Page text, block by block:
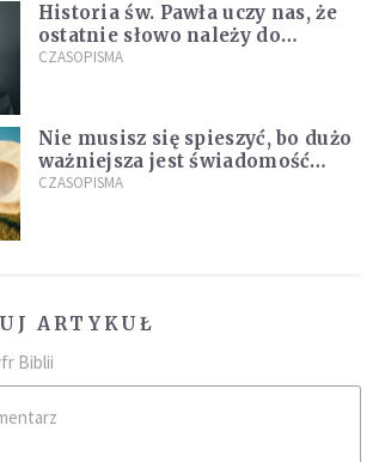
Historia św. Pawła uczy nas, że
ostatnie słowo należy do
światła, a nie do ciemności
CZASOPISMA
Nie musisz się spieszyć, bo dużo
ważniejsza jest świadomość
kierunku
CZASOPISMA
ARTYKUŁ
Biblii